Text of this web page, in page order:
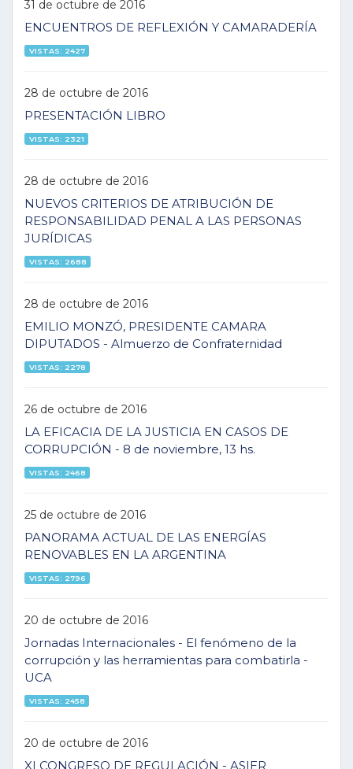
31 de octubre de 2016
ENCUENTROS DE REFLEXIÓN Y CAMARADERÍA
VISTAS: 2427
28 de octubre de 2016
PRESENTACIÓN LIBRO
VISTAS: 2321
28 de octubre de 2016
NUEVOS CRITERIOS DE ATRIBUCIÓN DE
RESPONSABILIDAD PENAL A LAS PERSONAS
JURÍDICAS
VISTAS: 2688
28 de octubre de 2016
EMILIO MONZÓ, PRESIDENTE CAMARA
DIPUTADOS - Almuerzo de Confraternidad
VISTAS: 2278
26 de octubre de 2016
LA EFICACIA DE LA JUSTICIA EN CASOS DE
CORRUPCIÓN - 8 de noviembre, 13 hs.
VISTAS: 2468
25 de octubre de 2016
PANORAMA ACTUAL DE LAS ENERGÍAS
RENOVABLES EN LA ARGENTINA
VISTAS: 2796
20 de octubre de 2016
Jornadas Internacionales - El fenómeno de la
corrupción y las herramientas para combatirla -
UCA
VISTAS: 2458
20 de octubre de 2016
XI CONGRESO DE REGULACIÓN - ASIER